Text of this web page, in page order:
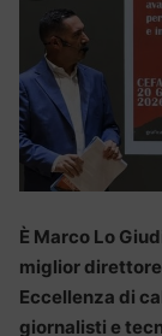
È Marco Lo
miglior
Eccellenza di
giornalisti e